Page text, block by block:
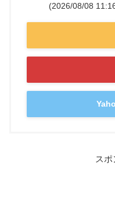
(2026/08/08
ス